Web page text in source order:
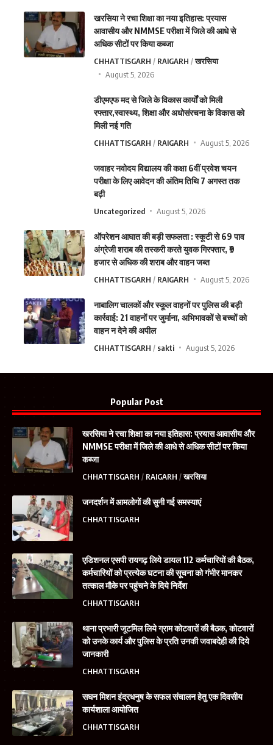
खरसिया ने रचा शिक्षा का नया इतिहास: प्रयास
आवासीय और NMMSE परीक्षा में जिले की आधे से
अधिक सीटों पर किया कब्जा
CHHATTISGARH RAIGARH
खरसिया
August 5, 2026
डीएमएफ मद से जिले के विकास कार्यों को मिली
रफ्तार,स्वास्थ्य, शिक्षा और अधोसंरचना के विकास को
मिली नई गति
CHHATTISGARH RAIGARH August 5, 2026
जवाहर नवोदय विद्यालय की कक्षा 6वीं प्रवेश चयन
परीक्षा के लिए आवेदन की अंतिम तिथि 7 अगस्त तक
बढ़ी
Uncategorized August 5, 2026
ऑपरेशन आघात की बड़ी सफलता : स्कूटी से 69 पाव
अंग्रेजी शराब की तस्करी करते युवक गिरफ्तार, ₹9
हजार से अधिक की शराब और वाहन जब्त
CHHATTISGARH RAIGARH August 5, 2026
नाबालिग चालकों और स्कूल वाहनों पर पुलिस की बड़ी
कार्रवाई: 21 वाहनों पर जुर्माना, अभिभावकों से बच्चों को
वाहन न देने की अपील
CHHATTISGARH sakti August 5, 2026
Popular Post
खरसिया ने रचा शिक्षा का नया इतिहास: प्रयास आवासीय और
NMMSE परीक्षा में जिले की आधे से अधिक सीटों पर किया
कब्जा
CHHATTISGARH RAIGARH खरसिया
जनदर्शन में आमलोगों की सुनी गई समस्याएं
CHHATTISGARH
एडिशनल एसपी रायगढ़ लिये डायल 112 कर्मचारियों की बैठक,
कर्मचारियों को प्रत्येक घटना की सूचना को गंभीर मानकर
तत्काल मौके पर पहुंचने के दिये निर्देश
CHHATTISGARH
थाना प्रभारी जूटमिल लिये ग्राम कोटवारों की बैठक, कोटवारों
को उनके कार्य और पुलिस के प्रति उनकी जवाबदेही की दिये
जानकारी
CHHATTISGARH
सघन मिशन इंद्रधनुष के सफल संचालन हेतु एक दिवसीय
कार्यशाला आयोजित
CHHATTISGARH